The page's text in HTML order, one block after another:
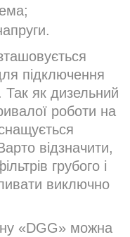
підключення
Так як дизельний
роботи на
відзначити,
грубого і
виключно
«DGG» можна